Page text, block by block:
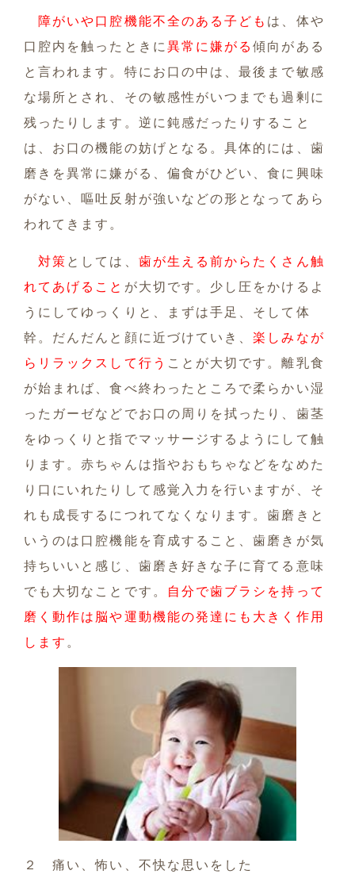
障がいや口腔機能不全のある子ども は、体や
口腔内を触ったときに 異常に嫌がる傾向がある
と言われます。特にお口の中は、最後まで敏感
な場所とされ、その敏感性がいつまでも過剰に
残ったりします。逆に鈍感だったりすること
は、お口の機能の妨げとなる。具体的には、歯
磨きを異常に嫌がる、偏食がひどい、食に興味
がない、嘔吐反射が強いなどの形となってあら
われてきます。
対策 としては、 歯が生える前からたくさん触
れてあげること が大切です。少し圧をかけるよ
うにしてゆっくりと、まずは手足、そして体
幹。だんだんと顔に近づけていき、楽しみなが
らリラックスして行う ことが大切です。離乳食
が始まれば、食べ終わったところで柔らかい湿
ったガーゼなどでお口の周りを拭ったり、歯茎
をゆっくりと指でマッサージするようにして触
ります。赤ちゃんは指やおもちゃなどをなめた
り口にいれたりして感覚入力を行いますが、そ
れも成長するにつれてなくなります。歯磨きと
いうのは口腔機能を育成すること、歯磨きが気
持ちいいと感じ、歯磨き好きな子に育てる意味
でも大切なことです。
自分で歯ブラシを持って
磨く動作は脳や運動機能の発達にも大きく作用
します 。
２ 痛い、怖い、不快な思いをした